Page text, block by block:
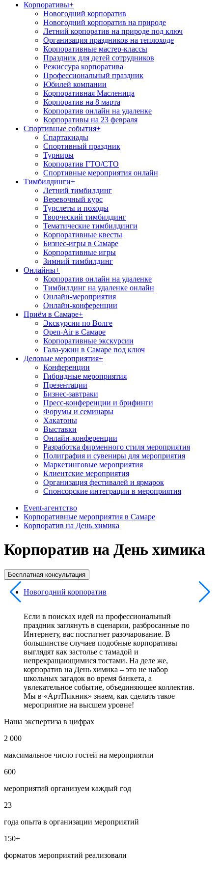
Корпоративы+
Новогодний корпоратив
Новогодний корпоратив на природе
Летний корпоратив на природе под ключ
Организация праздников на теплоходе
Корпоративные мастер-классы
Праздник для детей сотрудников
Режиссура корпоратива
Профессиональный праздник
Юбилей компании
Корпоративная Масленица
Корпоратив на 8 марта
Корпоратив онлайн на удаленке
Корпоративы на 23 февраля
Спортивные события+
Спартакиады
Спортивный праздник
Турниры
Корпоратив ГТО/СТО
Спортивные мероприятия онлайн
Тимбилдинги+
Летний тимбилдинг
Веревочный курс
Турслеты и походы
Творческий тимбилдинг
Тематические тимбилдинги
Корпоративные квесты
Бизнес-игры в Самаре
Корпоративные игры
Зимний тимбилдинг
Онлайны+
Корпоратив онлайн на удаленке
Тимбилдинг на удаленке онлайн
Онлайн-мероприятия
Онлайн-конференции
Приём в Самаре+
Экскурсии по Волге
Open-Air в Самаре
Корпоративные экскурсии
Гала-ужин в Самаре под ключ
Деловые мероприятия+
Конференции
Гибридные мероприятия
Презентации
Бизнес-завтраки
Пресс-конференции и брифинги
Форумы и семинары
Хакатоны
Выставки
Онлайн-конференции
Разработка фирменного стиля мероприятия
Полиграфия и сувениры для мероприятия
Маркетинговые мероприятия
Клиентские мероприятия
Организация фестивалей и ярмарок
Спонсорские интеграции в мероприятия
Event-агентство
Корпоративные мероприятия в Самаре
Корпоратив на День химика
Корпоратив на День химика
Бесплатная консультация
Новогодний корпоратив
Если в поисках идей на профессиональный
праздник заглянуть в сценарии, разбросанные по
Интернету, вас постигнет разочарование. В
большинстве случаев подобные корпоративы
выглядят как застолье с тамадой и
непрекращающимися тостами. На деле же,
корпоратив на День химика – это не набор
школьных загадок во время банкета, а
увлекательное событие, объединяющее коллектив.
Мы в «АртПикник» знаем, как сделать такое
мероприятие на высшем уровне!
Наша экспертиза в цифрах
2 000
максимальное число гостей на мероприятии
600
мероприятий организуем каждый год
23
года опыта в организации мероприятий
150+
форматов мероприятий реализовали